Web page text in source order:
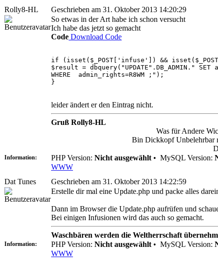
Rolly8-HL
Geschrieben am 31. Oktober 2013 14:20:29
So etwas in der Art habe ich schon versucht
Ich habe das jetzt so gemacht
Code Download Code
if (isset($_POST['infuse']) &&
$result = dbquery("UPDATE".DB_ADMIN."
WHERE admin_rights=R8WM ;");
}
leider ändert er den Eintrag nicht.
Gruß Rolly8-HL
Was für Andere
Bin Dickkopf Unbelehrbar
Information: PHP Version: Nicht ausgewählt • MySQL Version:
WWW
Dat Tunes
Geschrieben am 31. Oktober 2013 14:22:59
Erstelle dir mal eine Update.php und packe alles
Dann im Browser die Update.php aufrüfen und
Bei einigen Infusionen wird das auch so gemacht.
Waschbären werden die Weltherrschaft
Information: PHP Version: Nicht ausgewählt • MySQL Version:
WWW